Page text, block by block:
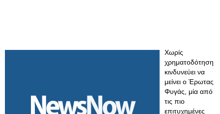
Χωρίς
χρηματοδότηση
κινδυνεύει να
μείνει ο Έρωτας
Φυγάς, μία από
τις πιο
επιτυχημένες